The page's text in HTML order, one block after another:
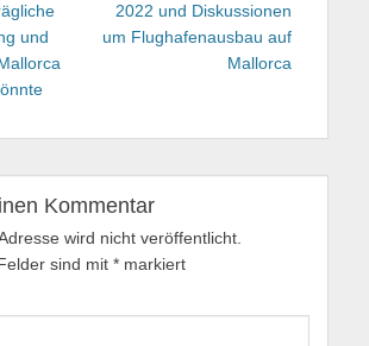
und
2022 und Diskussionen
um Flughafenausbau auf
Mallorca
Kommentar
wird nicht veröffentlicht.
sind mit * markiert